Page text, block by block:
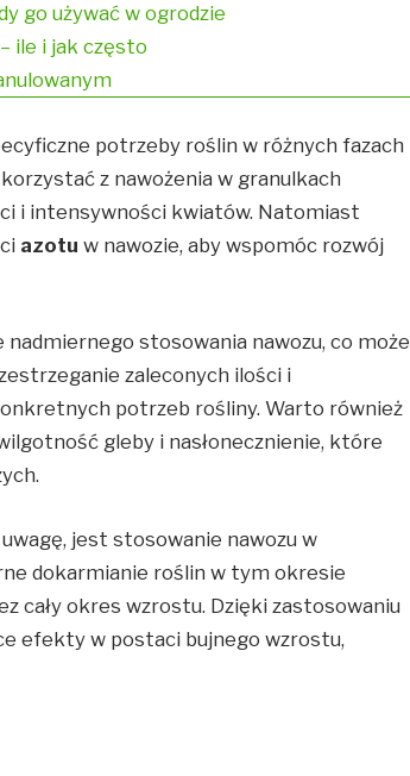
go używać w ogrodzie
ile i jak często
potrzeby roślin w różnych fazach
z nawożenia w granulkach
i intensywności kwiatów. Natomiast
azotu w nawozie, aby wspomóc rozwój
stosowania nawozu, co może
zaleconych ilości i
potrzeb rośliny. Warto również
gleby i nasłonecznienie, które
jest stosowanie nawozu w
dokarmianie roślin w tym okresie
cały okres wzrostu. Dzięki zastosowaniu
efekty w postaci bujnego wzrostu,